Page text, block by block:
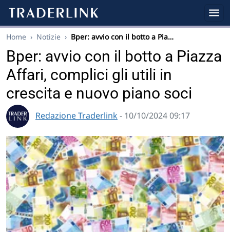
Home › Notizie › Bper: avvio con il botto a Pia…
Bper: avvio con il botto a Piazza
Affari, complici gli utili in
crescita e nuovo piano soci
Redazione Traderlink - 10/10/2024 09:17